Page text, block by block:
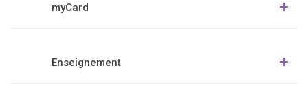
myCard
Enseignement